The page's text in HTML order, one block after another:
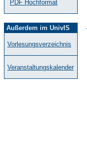
PDF Hochformat
Außerdem im UnivIS
Vorlesungsverzeichnis
Veranstaltungskalender